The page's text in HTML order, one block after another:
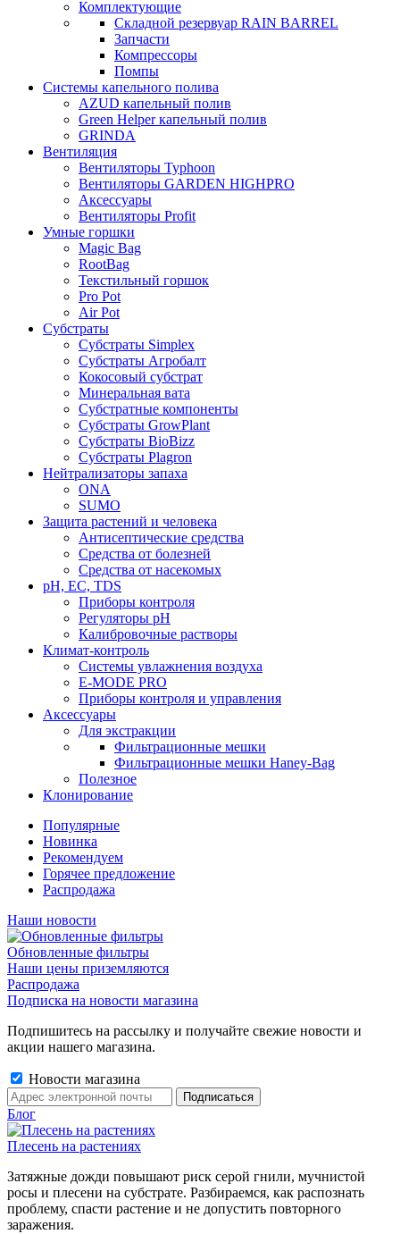
Комплектующие
Складной резервуар RAIN BARREL
Запчасти
Компрессоры
Помпы
Системы капельного полива
AZUD капельный полив
Green Helper капельный полив
GRINDA
Вентиляция
Вентиляторы Typhoon
Вентиляторы GARDEN HIGHPRO
Аксессуары
Вентиляторы Profit
Умные горшки
Magic Bag
RootBag
Текстильный горшок
Pro Pot
Air Pot
Субстраты
Субстраты Simplex
Субстраты Агробалт
Кокосовый субстрат
Минеральная вата
Субстратные компоненты
Субстраты GrowPlant
Субстраты BioBizz
Субстраты Plagron
Нейтрализаторы запаха
ONA
SUMO
Защита растений и человека
Антисептические средства
Средства от болезней
Средства от насекомых
pH, EC, TDS
Приборы контроля
Регуляторы pH
Калибровочные растворы
Климат-контроль
Системы увлажнения воздуха
E-MODE PRO
Приборы контроля и управления
Аксессуары
Для экстракции
Фильтрационные мешки
Фильтрационные мешки Haney-Bag
Полезное
Клонирование
Популярные
Новинка
Рекомендуем
Горячее предложение
Распродажа
Наши новости
Обновленные фильтры
Наши цены приземляются
Распродажа
Подписка на новости магазина
Подпишитесь на рассылку и получайте свежие новости и
акции нашего магазина.
Новости магазина
Блог
Плесень на растениях
Затяжные дожди повышают риск серой гнили, мучнистой
росы и плесени на субстрате. Разбираемся, как распознать
проблему, спасти растение и не допустить повторного
заражения.